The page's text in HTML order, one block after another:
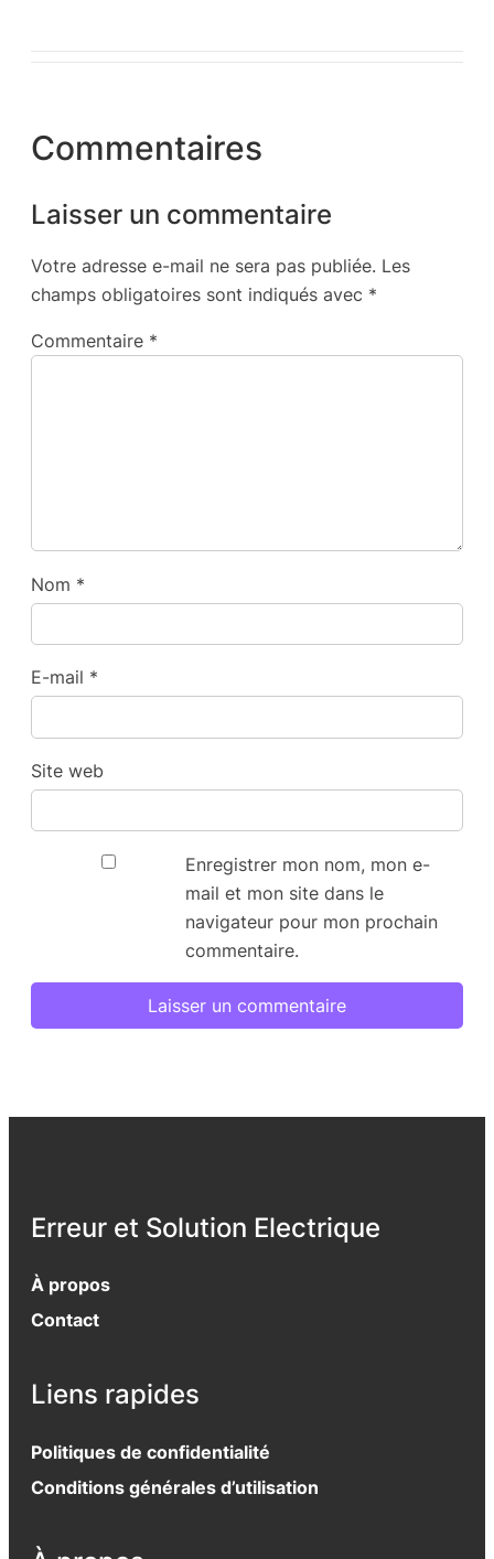
Commentaires
Laisser un commentaire
Votre adresse e-mail ne sera pas publiée. Les
champs obligatoires sont indiqués avec *
Commentaire *
Nom *
E-mail *
Site web
Enregistrer mon nom, mon e-
mail et mon site dans le
navigateur pour mon prochain
commentaire.
Erreur et Solution Electrique
À propos
Contact
Liens rapides
Politiques de confidentialité
Conditions générales d’utilisation